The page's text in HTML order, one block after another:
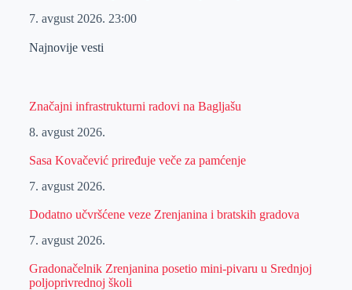
7. avgust 2026. 23:00
Najnovije vesti
Značajni infrastrukturni radovi na Bagljašu
8. avgust 2026.
Sasa Kovačević priređuje veče za pamćenje
7. avgust 2026.
Dodatno učvršćene veze Zrenjanina i bratskih gradova
7. avgust 2026.
Gradonačelnik Zrenjanina posetio mini-pivaru u Srednjoj
poljoprivrednoj školi